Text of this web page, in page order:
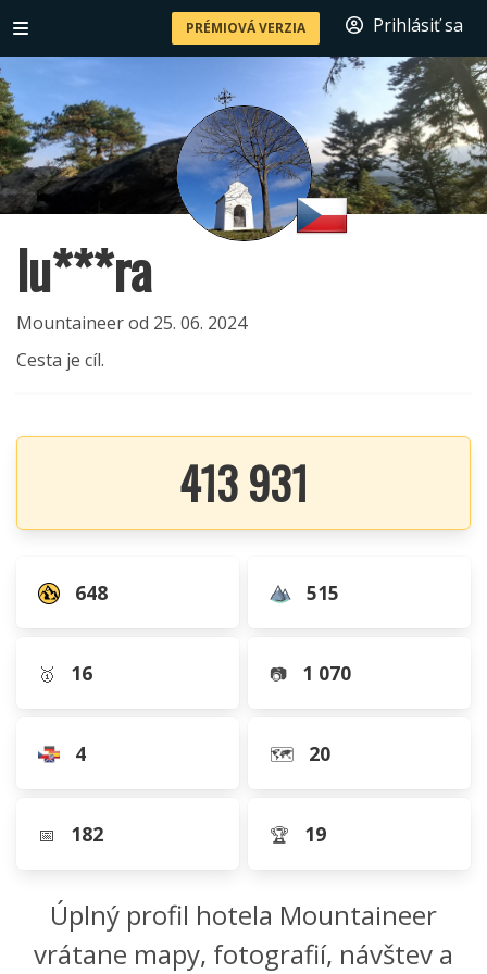
PRÉMIOVÁ VERZIA Prihlásiť sa
lu***ra
Mountaineer od 25. 06. 2024
Cesta je cíl.
413 931
648 515
🥇 16 📷 1 070
4 🗺️ 20
📅 182 🏆 19
Úplný profil hotela Mountaineer
vrátane mapy, fotografií, návštev a